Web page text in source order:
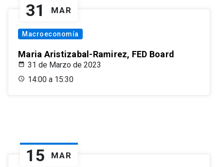
31 MAR
Macroeconomía
Maria Aristizabal-Ramirez, FED Board
31 de Marzo de 2023
14:00 a 15:30
15 MAR